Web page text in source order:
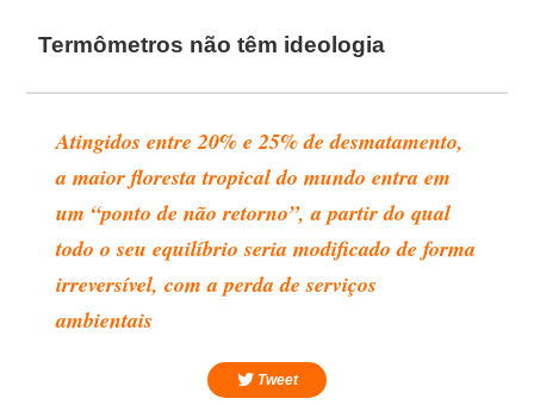
Termômetros não têm ideologia
Atingidos entre 20% e 25% de desmatamento,
a maior floresta tropical do mundo entra em
um “ponto de não retorno”, a partir do qual
todo o seu equilíbrio seria modificado de forma
irreversível, com a perda de serviços
ambientais
Tweet